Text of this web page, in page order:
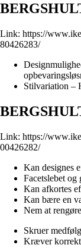
Link: https://
80426283/
Stilvariation –
Link: https://
00426282/
Kan designes
Facetslebet
Kan afkortes
Kan bære en
Nem at
Skruer
Kræver